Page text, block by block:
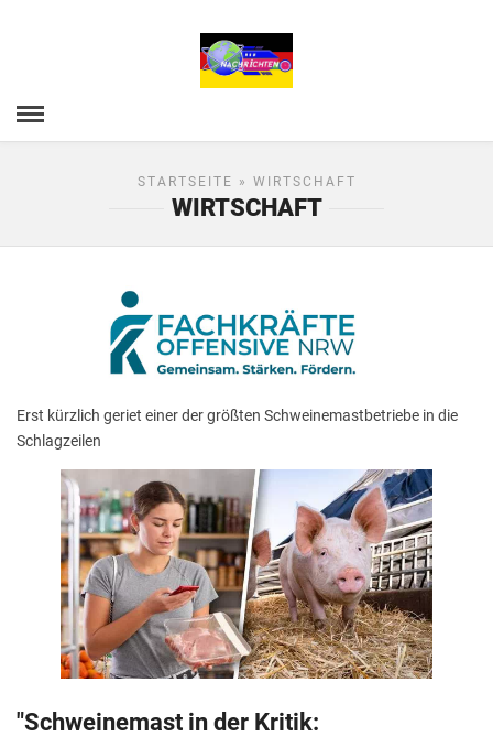
STARTSEITE » WIRTSCHAFT
WIRTSCHAFT
Erst kürzlich geriet einer der größten Schweinemastbetriebe in die
Schlagzeilen
"Schweinemast in der Kritik: